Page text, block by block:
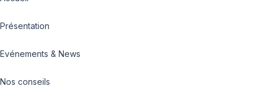
Présentation
Evénements & News
Nos conseils